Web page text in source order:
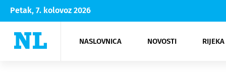
Petak, 7. kolovoz 2026
NASLOVNICA NOVOSTI
Rijeka Opatija
NK
Moda
Kultura